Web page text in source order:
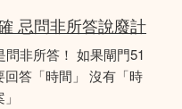
忌問非所答說廢計
非所答！ 如果閘門51
答「時間」 沒有「時